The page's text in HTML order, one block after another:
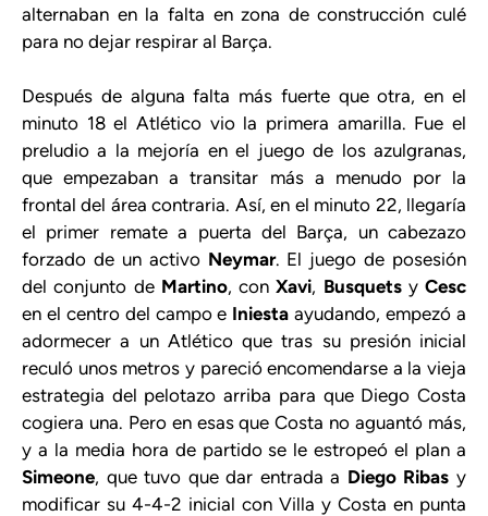
alternaban en la falta en zona de construcción culé
para no dejar respirar al Barça.
Después de alguna falta más fuerte que otra, en el
minuto 18 el Atlético vio la primera amarilla. Fue el
preludio a la mejoría en el juego de los azulgranas,
que empezaban a transitar más a menudo por la
frontal del área contraria. Así, en el minuto 22, llegaría
el primer remate a puerta del Barça, un cabezazo
forzado de un activo Neymar. El juego de posesión
del conjunto de Martino, conXavi, Busquetsy Cesc
en el centro del campo e Iniesta ayudando, empezó a
adormecer a un Atlético que tras su presión inicial
reculó unos metros y pareció encomendarse a la vieja
estrategia del pelotazo arriba para que Diego Costa
cogiera una. Pero en esas que Costa no aguantó más,
y a la media hora de partido se le estropeó el plan a
Simeone, que tuvo que dar entrada a Diego Ribas y
modificar su 4-4-2 inicial con Villa y Costa en punta